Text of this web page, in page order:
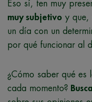
Eso sí, ten muy
muy subjetivo y que,
un día con un
por qué funcionar al
¿Cómo saber qué es
cada momento?